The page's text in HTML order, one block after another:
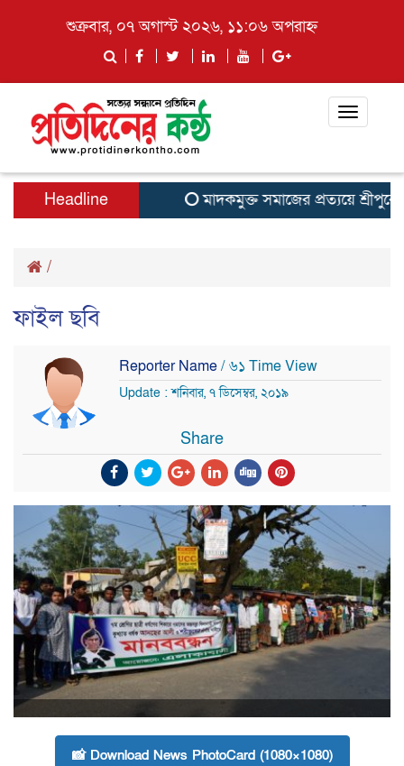
শুক্রবার, ০৭ অগাস্ট ২০২৬, ১১:০৬ অপরাহ্ন
Toggle
Headline মাদকমুক্ত সমাজের প্রত্যয়ে শ্রীপুরে
/
ফাইল ছবি
Reporter Name/ ৬১ Time View
Update : শনিবার, ৭ ডিসেম্বর, ২০১৯
Share
📸 Download News PhotoCard (1080×1080)